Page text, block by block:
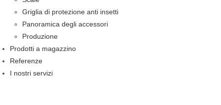
Griglia di protezione anti insetti
Panoramica degli accessori
Produzione
Prodotti a magazzino
Referenze
I nostri servizi